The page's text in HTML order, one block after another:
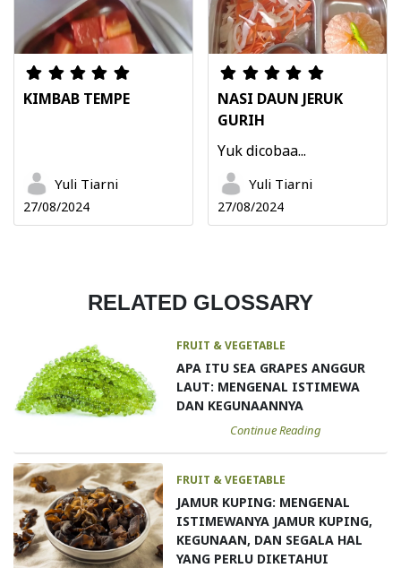
KIMBAB TEMPE
Yuli Tiarni
27/08/2024
NASI DAUN JERUK
GURIH
Yuk dicobaa...
Yuli Tiarni
27/08/2024
RELATED GLOSSARY
FRUIT & VEGETABLE
APA ITU SEA GRAPES ANGGUR
LAUT: MENGENAL ISTIMEWA
DAN KEGUNAANNYA
Continue Reading
FRUIT & VEGETABLE
JAMUR KUPING: MENGENAL
ISTIMEWANYA JAMUR KUPING,
KEGUNAAN, DAN SEGALA HAL
YANG PERLU DIKETAHUI